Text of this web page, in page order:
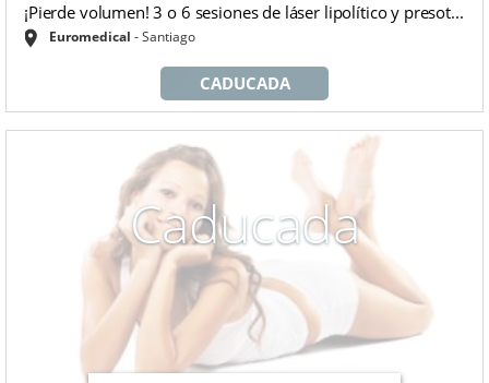
¡Pierde volumen! 3 o 6 sesiones de láser lipolítico y presot...
Euromedical Santiago
CADUCADA
Caducada